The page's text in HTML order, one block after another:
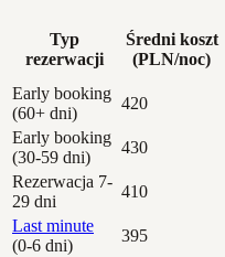
Typ
rezerwacji
Średni koszt
(PLN/noc)
Early booking
(60+ dni)
420
Early booking
(30-59 dni)
430
Rezerwacja 7-
29 dni
410
Last minute
(0-6 dni)
395